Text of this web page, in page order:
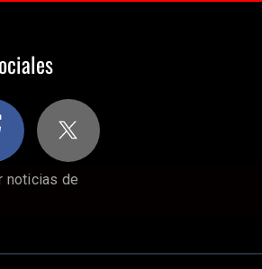
noticias de